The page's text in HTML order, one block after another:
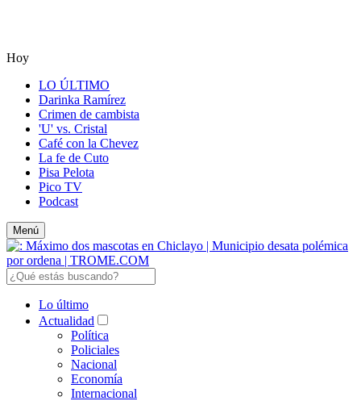
Hoy
LO ÚLTIMO
Darinka Ramírez
Crimen de cambista
'U' vs. Cristal
Café con la Chevez
La fe de Cuto
Pisa Pelota
Pico TV
Podcast
Menú
Lo último
Actualidad
Política
Policiales
Nacional
Economía
Internacional